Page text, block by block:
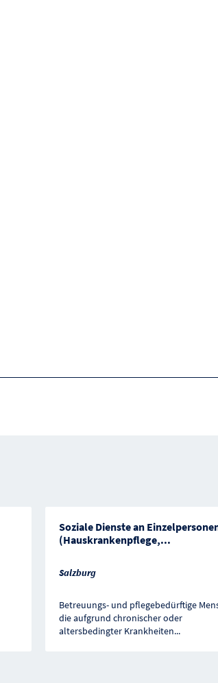
Soziale Dienste an
(Hauskrankenpflege,...
Salzburg
Betreuungs- und pflegebedürftige
die aufgrund chronischer oder
altersbedingter Krankheiten...